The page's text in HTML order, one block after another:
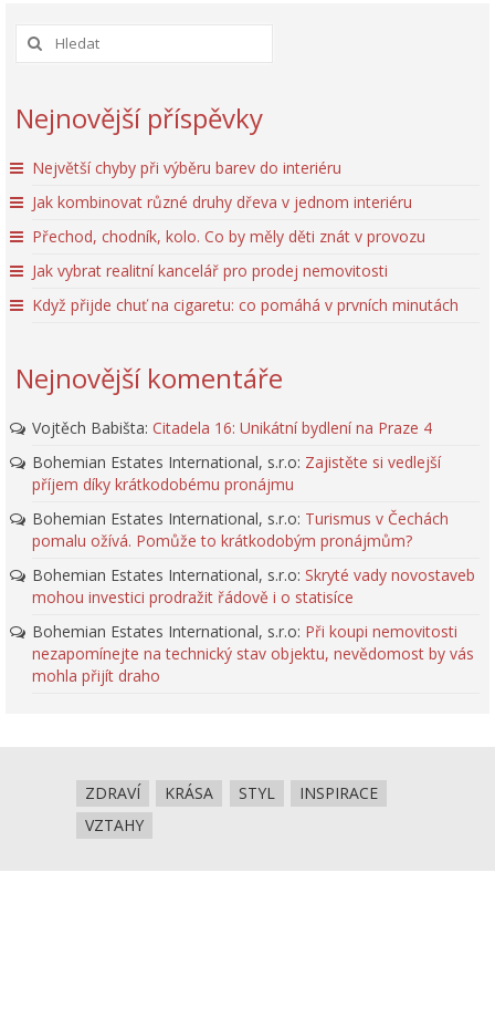
Nejnovější příspěvky
Největší chyby při výběru barev do interiéru
Jak kombinovat různé druhy dřeva v jednom interiéru
Přechod, chodník, kolo. Co by měly děti znát v provozu
Jak vybrat realitní kancelář pro prodej nemovitosti
Když přijde chuť na cigaretu: co pomáhá v prvních minutách
Nejnovější komentáře
Vojtěch Babišta: Citadela 16: Unikátní bydlení na Praze 4
Bohemian Estates International, s.r.o: Zajistěte si vedlejší
příjem díky krátkodobému pronájmu
Bohemian Estates International, s.r.o: Turismus v Čechách
pomalu ožívá. Pomůže to krátkodobým pronájmům?
Bohemian Estates International, s.r.o: Skryté vady novostaveb
mohou investici prodražit řádově i o statisíce
Bohemian Estates International, s.r.o: Při koupi nemovitosti
nezapomínejte na technický stav objektu, nevědomost by vás
mohla přijít draho
ZDRAVÍ KRÁSA STYL
INSPIRACE
VZTAHY